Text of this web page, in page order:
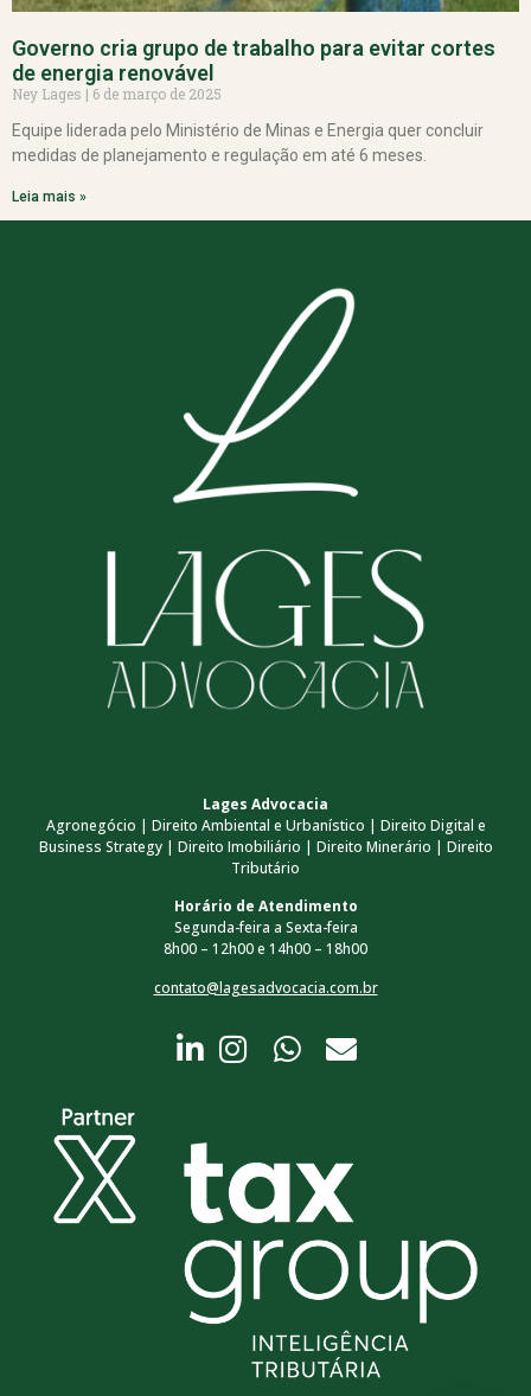
Governo cria grupo de trabalho para evitar cortes
de energia renovável
Ney Lages
6 de março de 2025
Equipe liderada pelo Ministério de Minas e Energia quer concluir
medidas de planejamento e regulação em até 6 meses.
Leia mais »
Lages Advocacia
Agronegócio | Direito Ambiental e Urbanístico | Direito Digital e
Business Strategy | Direito Imobiliário | Direito Minerário | Direito
Tributário
Horário de Atendimento
Segunda-feira a Sexta-feira
8h00 – 12h00 e 14h00 – 18h00
contato@lagesadvocacia.com.br